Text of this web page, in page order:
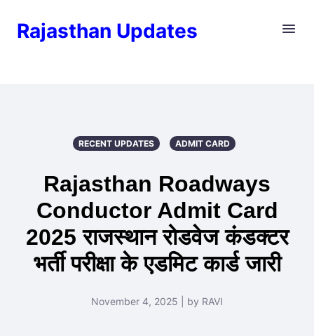
Rajasthan Updates
RECENT UPDATES ADMIT CARD
Rajasthan Roadways
Conductor Admit Card
2025 राजस्थान रोडवेज कंडक्टर
भर्ती परीक्षा के एडमिट कार्ड जारी
November 4, 2025 | by RAVI